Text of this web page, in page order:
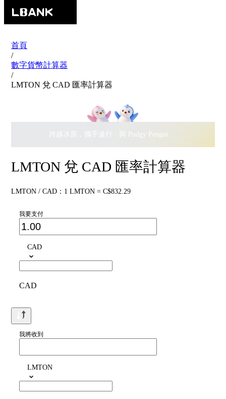
首頁
/
數字貨幣計算器
/
LMTON 兌 CAD 匯率計算器
跨越冰原，攜手遠行 · 與 Pudgy Penguins 搖擺瓜分
LMTON 兌 CAD 匯率計算器
LMTON / CAD：1 LMTON = C$832.29
我要支付
CAD
CAD
我將收到
LMTON